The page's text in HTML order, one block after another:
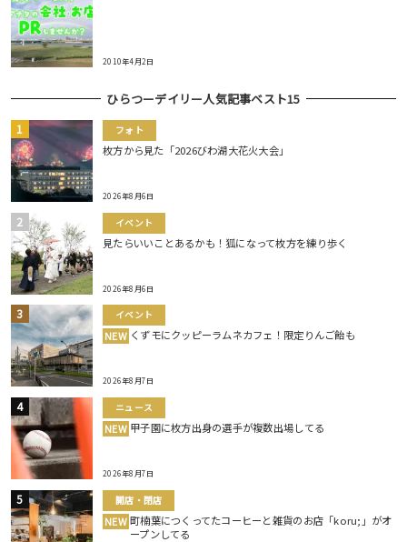
2010年4月2日
ひらつーデイリー人気記事ベスト15
フォト
枚方から見た「2026びわ湖大花火大会」
2026年8月6日
イベント
見たらいいことあるかも！狐になって枚方を練り歩く
2026年8月6日
イベント
NEW くずモにクッピーラムネカフェ！限定りんご飴も
2026年8月7日
ニュース
NEW 甲子園に枚方出身の選手が複数出場してる
2026年8月7日
開店・閉店
NEW 町楠葉につくってたコーヒーと雑貨のお店「koru;」がオ
ープンしてる